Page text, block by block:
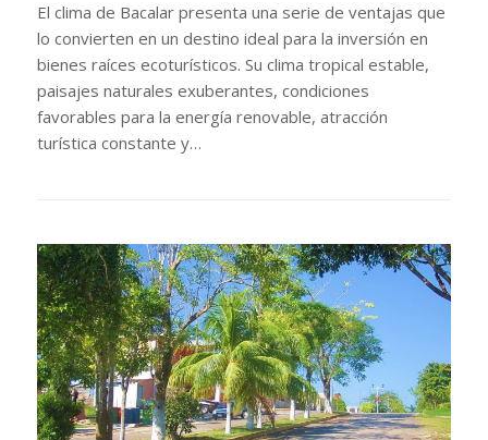
El clima de Bacalar presenta una serie de ventajas que
lo convierten en un destino ideal para la inversión en
bienes raíces ecoturísticos. Su clima tropical estable,
paisajes naturales exuberantes, condiciones
favorables para la energía renovable, atracción
turística constante y…